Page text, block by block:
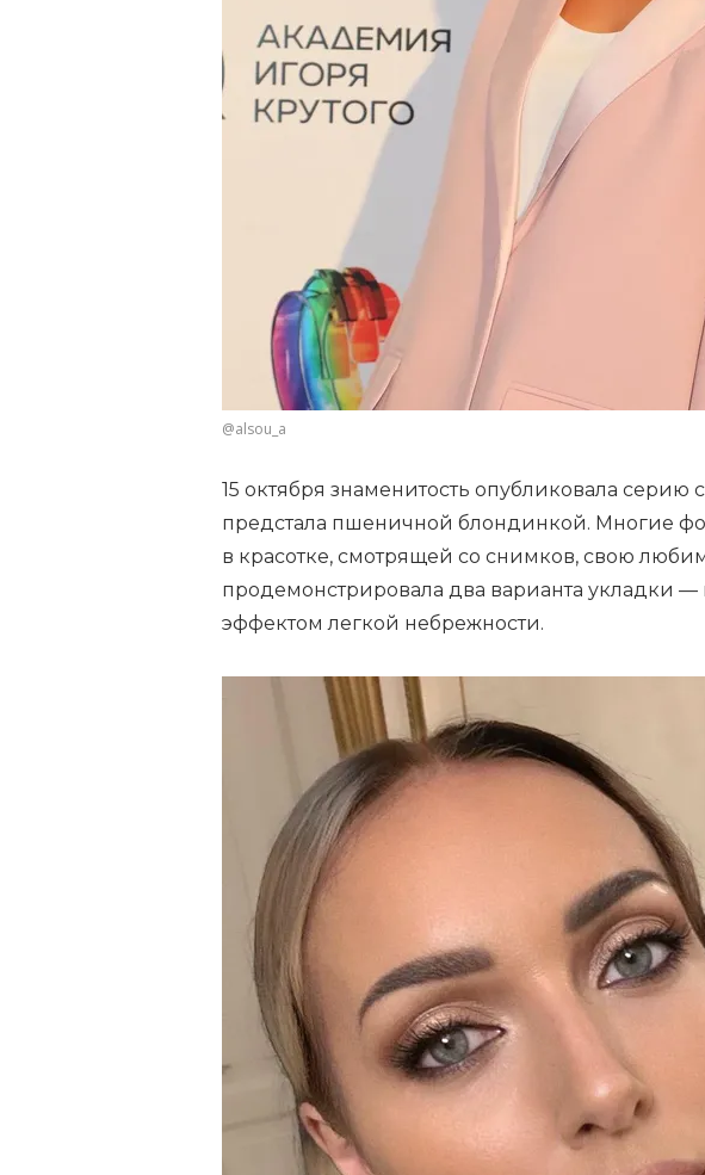
@alsou_a
15 октября знаменитость опубликовала серию
предстала пшеничной блондинкой. Многие
в красотке, смотрящей со снимков, свою
продемонстрировала два варианта укладки
эффектом легкой небрежности.